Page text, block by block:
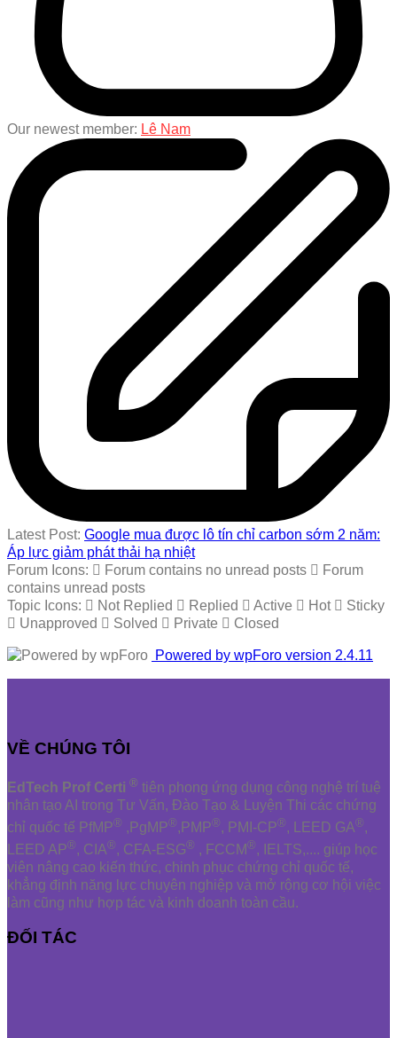
Our newest member: Lê Nam
Latest Post: Google mua được lô tín chỉ carbon sớm 2 năm:
Áp lực giảm phát thải hạ nhiệt
Forum Icons:
Forum contains no unread posts
Forum
contains unread posts
Topic Icons:
Not Replied Replied Active Hot
Sticky
Unapproved
Solved Private Closed
Powered by wpForo version 2.4.11
VỀ CHÚNG TÔI
EdTech Prof Certi ® tiên phong ứng dụng công nghệ trí tuệ
nhân tạo AI trong Tư Vấn, Đào Tạo & Luyện Thi các chứng
chỉ quốc tế PfMP® ,PgMP®,PMP®, PMI-CP®, LEED GA®,
LEED AP®, CIA®, CFA-ESG® , FCCM®, IELTS,.... giúp học
viên nâng cao kiến thức, chinh phục chứng chỉ quốc tế,
khẳng định năng lực chuyên nghiệp và mở rộng cơ hội việc
làm cũng như hợp tác và kinh doanh toàn cầu.
ĐỐI TÁC